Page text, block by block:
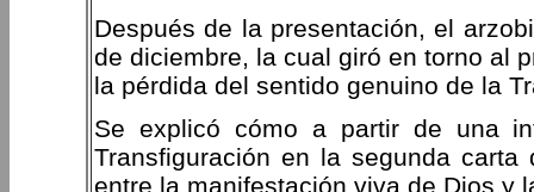
Después de la presentación, el
de diciembre, la cual giró en torno al
la pérdida del sentido genuino de la
Se explicó cómo a partir de una
Transfiguración en la segunda
entre la manifestación viva de Dios y